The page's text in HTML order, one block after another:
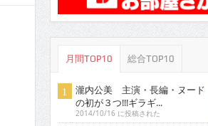
月間TOP10 総合TOP10
瀧内公美 主演・長編・ヌード
の初が３つ!!!ギラギ...
2014/10/16 に投稿された